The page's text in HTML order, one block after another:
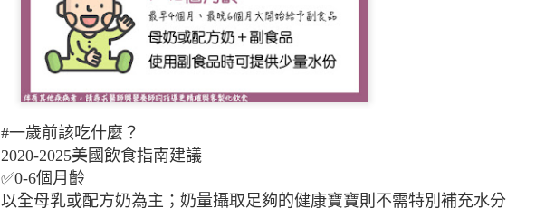
#一歲前該吃什麼？
2020-2025美國飲食指南建議
✅0-6個月齡
以全母乳或配方奶為主；奶量攝取足夠的健康寶寶則不需特別補充水分
茄子營養